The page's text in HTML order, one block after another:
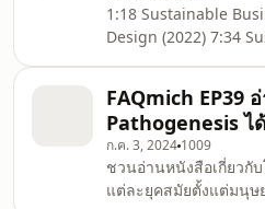
คำถามอะไรที่สงสัย อยา
ส่งข้อความเข้ามาตามช่
เลยค่ะ ไม่ใช่ช่องที่มีสา
จะเป็นการบ่นพูดคุย เม้า
1:18 Sustainable
Design (2022) 7:34 Sustainability
stakeholders (2022) 11:37 Corporate
Sustainability:
business in a
#รีวิวหนังสือ
FAQmich คือโครงการ
FAQmich EP39
Pathogenesis ไ
ก.ค. 3, 2024 1009
ชวนอ่านหนังสือเกี่ยวกั
แต่ละยุคสมัยตั้งแต่มนุษ